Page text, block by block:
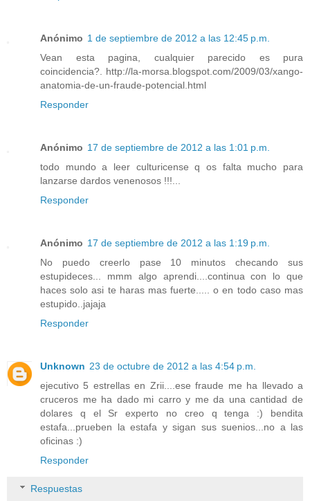
Anónimo 1 de septiembre de 2012 a las 12:45 p.m.
Vean esta pagina, cualquier parecido es pura
coincidencia?. http://la-morsa.blogspot.com/2009/03/xango-
anatomia-de-un-fraude-potencial.html
Responder
Anónimo 17 de septiembre de 2012 a las 1:01 p.m.
todo mundo a leer culturicense q os falta mucho para
lanzarse dardos venenosos !!!...
Responder
Anónimo 17 de septiembre de 2012 a las 1:19 p.m.
No puedo creerlo pase 10 minutos checando sus
estupideces... mmm algo aprendi....continua con lo que
haces solo asi te haras mas fuerte..... o en todo caso mas
estupido..jajaja
Responder
Unknown 23 de octubre de 2012 a las 4:54 p.m.
ejecutivo 5 estrellas en Zrii....ese fraude me ha llevado a
cruceros me ha dado mi carro y me da una cantidad de
dolares q el Sr experto no creo q tenga :) bendita
estafa...prueben la estafa y sigan sus suenios...no a las
oficinas :)
Responder
Respuestas